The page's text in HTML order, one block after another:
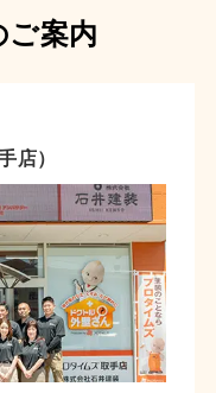
ご案内
店）